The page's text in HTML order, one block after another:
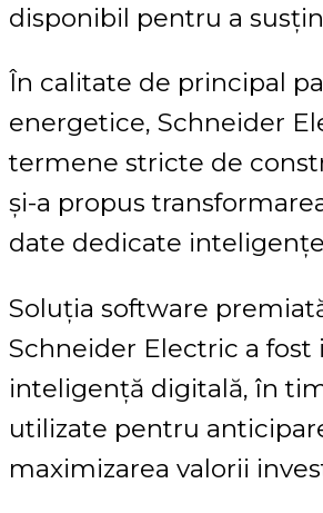
disponibil pentru a
În calitate de principal
energetice, Schneider
termene stricte de
și-a propus
date dedicate
Soluția software
Schneider Electric a
inteligență digitală, în
utilizate pentru
maximizarea valorii